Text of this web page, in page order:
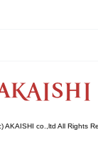
AKAISHI co.,ltd All Rights